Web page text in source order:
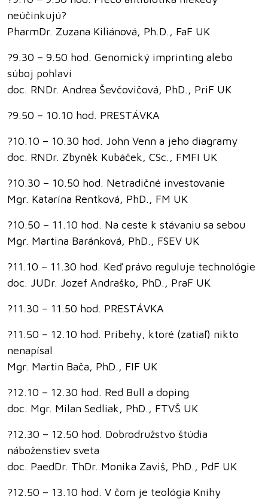
neúčinkujú?
PharmDr. Zuzana Kiliánová, Ph.D., FaF UK
?9.30 – 9.50 hod. Genomický imprinting alebo
súboj pohlaví
doc. RNDr. Andrea Ševčovičová, PhD., PriF UK
?9.50 – 10.10 hod. PRESTÁVKA
?10.10 – 10.30 hod. John Venn a jeho diagramy
doc. RNDr. Zbyněk Kubáček, CSc., FMFI UK
?10.30 – 10.50 hod. Netradičné investovanie
Mgr. Katarína Rentková, PhD., FM UK
?10.50 – 11.10 hod. Na ceste k stávaniu sa sebou
Mgr. Martina Baránková, PhD., FSEV UK
?11.10 – 11.30 hod. Keď právo reguluje technológie
doc. JUDr. Jozef Andraško, PhD., PraF UK
?11.30 – 11.50 hod. PRESTÁVKA
?11.50 – 12.10 hod. Príbehy, ktoré (zatiaľ) nikto
nenapísal
Mgr. Martin Bača, PhD., FIF UK
?12.10 – 12.30 hod. Red Bull a doping
doc. Mgr. Milan Sedliak, PhD., FTVŠ UK
?12.30 – 12.50 hod. Dobrodružstvo štúdia
náboženstiev sveta
doc. PaedDr. ThDr. Monika Zaviš, PhD., PdF UK
?12.50 – 13.10 hod. V čom je teológia Knihy